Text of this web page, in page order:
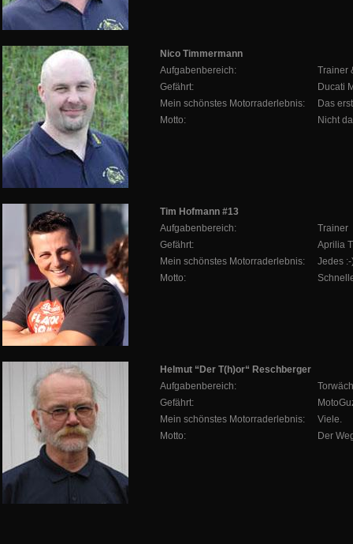
Nico Timmermann
Aufgabenbereich:
Trainer
Gefährt:
Ducati
Mein schönstes Motorraderlebnis:
Das
Motto:
Nicht
Tim Hofmann #13
Aufgabenbereich:
Trainer
Gefährt:
Aprilia
Mein schönstes Motorraderlebnis:
Jedes :-
Motto:
Helmut “Der T(h)or“ Reschberger
Aufgabenbereich:
Gefährt:
Mein schönstes Motorraderlebnis:
Viele.
Motto:
Der